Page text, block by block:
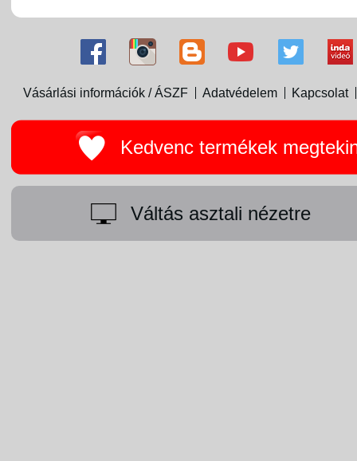
Vásárlási információk / ÁSZF Adatvédelem Kapcsolat
Kedvenc termékek
Váltás asztali nézetre